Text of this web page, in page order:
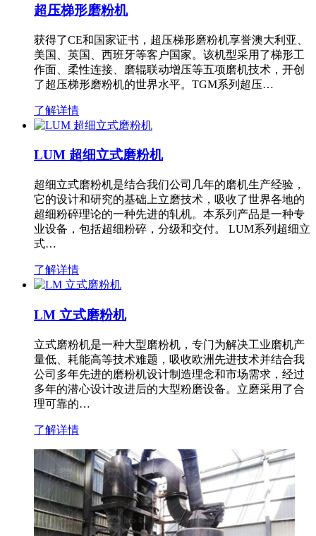
超压梯形磨粉机
获得了CE和国家证书，超压梯形磨粉机享誉澳大利亚、
美国、英国、西班牙等客户国家。该机型采用了梯形工
作面、柔性连接、磨辊联动增压等五项磨机技术，开创
了超压梯形磨粉机的世界水平。TGM系列超压…
了解详情
LUM 超细立式磨粉机
超细立式磨粉机是结合我们公司几年的磨机生产经验，
它的设计和研究的基础上立磨技术，吸收了世界各地的
超细粉碎理论的一种先进的轧机。本系列产品是一种专
业设备，包括超细粉碎，分级和交付。 LUM系列超细立
式…
了解详情
LM 立式磨粉机
立式磨粉机是一种大型磨粉机，专门为解决工业磨机产
量低、耗能高等技术难题，吸收欧洲先进技术并结合我
公司多年先进的磨粉机设计制造理念和市场需求，经过
多年的潜心设计改进后的大型粉磨设备。立磨采用了合
理可靠的…
了解详情